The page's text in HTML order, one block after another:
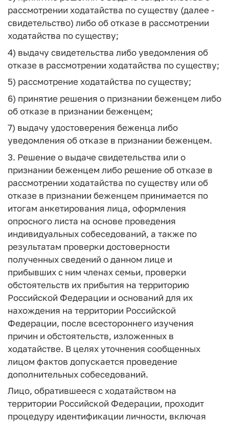
рассмотрении ходатайства по существу (далее -
свидетельство) либо об отказе в рассмотрении
ходатайства по существу;
4) выдачу свидетельства либо уведомления об
отказе в рассмотрении ходатайства по существу;
5) рассмотрение ходатайства по существу;
6) принятие решения о признании беженцем либо
об отказе в признании беженцем;
7) выдачу удостоверения беженца либо
уведомления об отказе в признании беженцем.
3. Решение о выдаче свидетельства или о
признании беженцем либо решение об отказе в
рассмотрении ходатайства по существу или об
отказе в признании беженцем принимается по
итогам анкетирования лица, оформления
опросного листа на основе проведения
индивидуальных собеседований, а также по
результатам проверки достоверности
полученных сведений о данном лице и
прибывших с ним членах семьи, проверки
обстоятельств их прибытия на территорию
Российской Федерации и оснований для их
нахождения на территории Российской
Федерации, после всестороннего изучения
причин и обстоятельств, изложенных в
ходатайстве. В целях уточнения сообщенных
лицом фактов допускается проведение
дополнительных собеседований.
Лицо, обратившееся с ходатайством на
территории Российской Федерации, проходит
процедуру идентификации личности, включая